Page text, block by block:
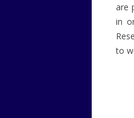
are
in
to